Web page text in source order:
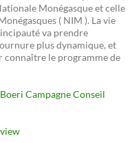
Monégasque et celle
( NIM ). La vie
va prendre
plus dynamique, et
connaître le programme de
Campagne Conseil